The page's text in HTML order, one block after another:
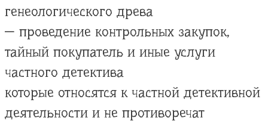
генеологического древа
— проведение контрольных закупок,
тайный покупатель и иные услуги
частного детектива
которые относятся к частной детективной
деятельности и не противоречат